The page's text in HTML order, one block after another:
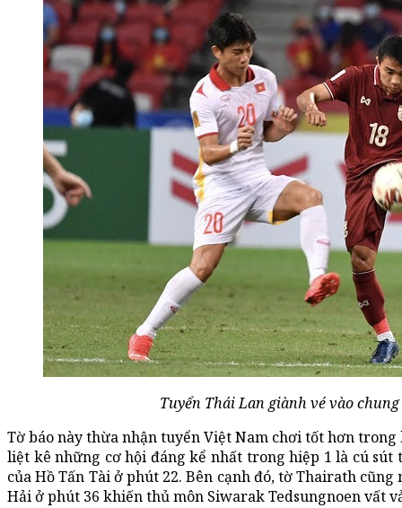
Tuyển Thái Lan giành vé vào chung
Tờ báo này thừa nhận tuyển Việt Nam chơi tốt hơn
liệt kê những cơ hội đáng kể nhất trong hiệp 1 là cú sút
của Hồ Tấn Tài ở phút 22. Bên cạnh đó, tờ Thairath
Hải ở phút 36 khiến thủ môn Siwarak Tedsungnoen vất